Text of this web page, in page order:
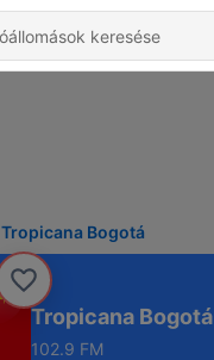
Tropicana Bogotá
Tropicana Bogotá
102.9 FM